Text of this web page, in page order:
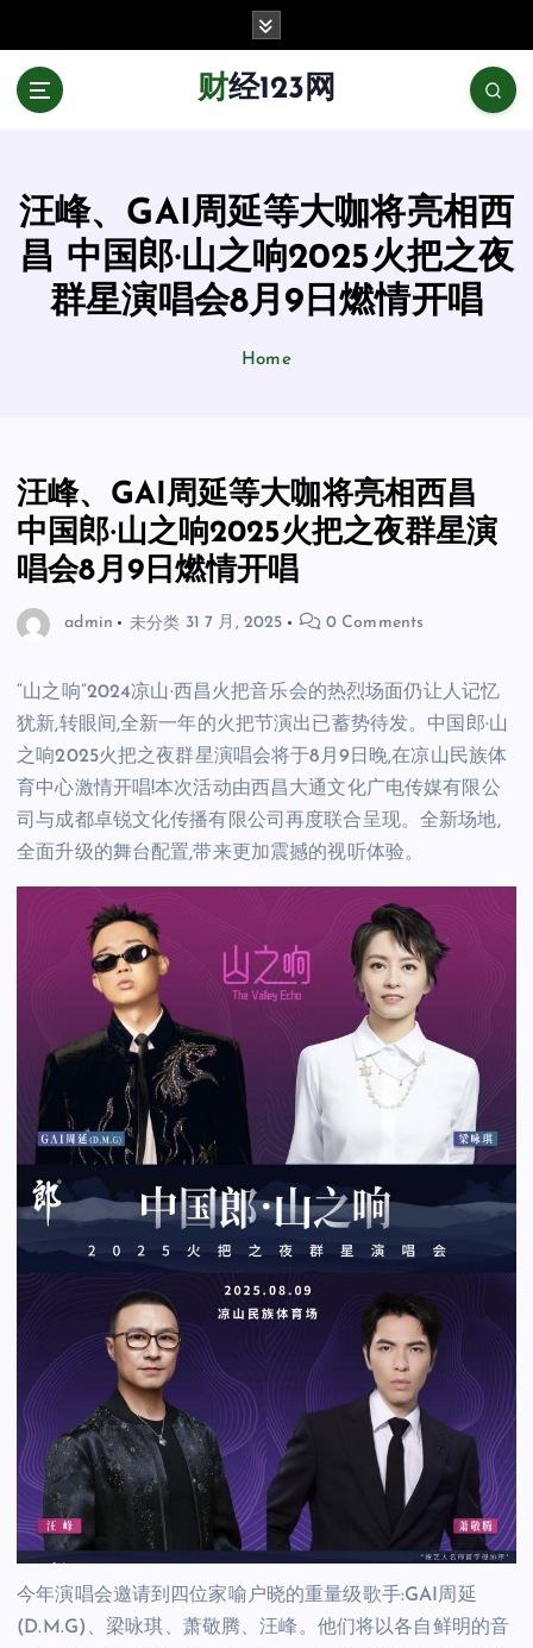
财经123网
汪峰、GAI周延等大咖将亮相西
昌 中国郎·山之响2025火把之夜
群星演唱会8月9日燃情开唱
Home
汪峰、GAI周延等大咖将亮相西昌
中国郎·山之响2025火把之夜群星演
唱会8月9日燃情开唱
admin 未分类 31 7 月, 2025 0 Comments
“山之响”2024凉山·西昌火把音乐会的热烈场面仍让人记忆
犹新,转眼间,全新一年的火把节演出已蓄势待发。中国郎·山
之响2025火把之夜群星演唱会将于8月9日晚,在凉山民族体
育中心激情开唱!本次活动由西昌大通文化广电传媒有限公
司与成都卓锐文化传播有限公司再度联合呈现。全新场地,
全面升级的舞台配置,带来更加震撼的视听体验。
今年演唱会邀请到四位家喻户晓的重量级歌手:GAI周延
(D.M.G)、梁咏琪、萧敬腾、汪峰。他们将以各自鲜明的音